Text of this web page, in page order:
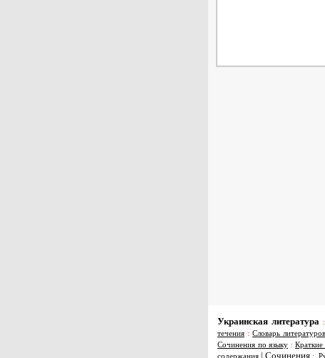
Украинская литература :
течения :Словарь
Сочинения по языку :Краткие
содержания | Сочинения :